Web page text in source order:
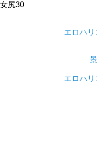
女尻30
エロハ
エロハ